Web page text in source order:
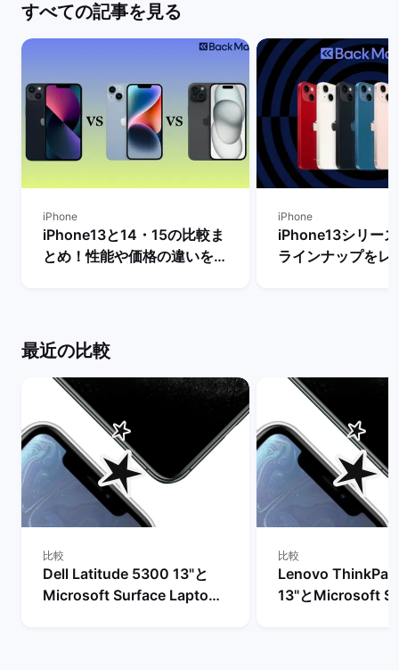
すべての記事を見る
iPhone
iPhone13と14・15の比較ま
とめ！性能や価格の違いを解
iPhone
iPhone13シリー
ラインナップをレ
最近の比較
比較
Dell Latitude 5300 13"と
Microsoft Surface Laptop
比較
Lenovo ThinkPad
13"とMicrosoft